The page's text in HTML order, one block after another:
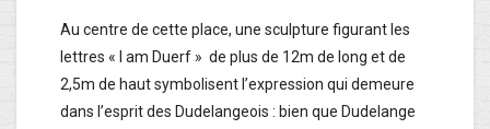
Au centre de cette place, une sculpture figurant les
lettres « I am Duerf » de plus de 12m de long et de
2,5m de haut symbolisent l’expression qui demeure
dans l’esprit des Dudelangeois : bien que Dudelange